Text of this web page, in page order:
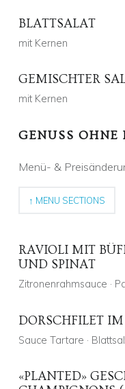
Posted on:
9 Sep. 2019
Written by:
BLATTSALAT
mit Kernen
Posted on:
2 Aug. 2018
GEMISCHTER
mit Kernen
Written by:
Alex FehrComments:
Comments:0
GENUSS OHNE
Menü- &
↑ MENU SECTIONS
RAVIOLI MIT
UND SPINAT
Zitronenrahmsauce ·
Posted on:
3 Aug. 2018
Written by:
DORSCHFILET
Sauce Tartare ·
«PLANTED»